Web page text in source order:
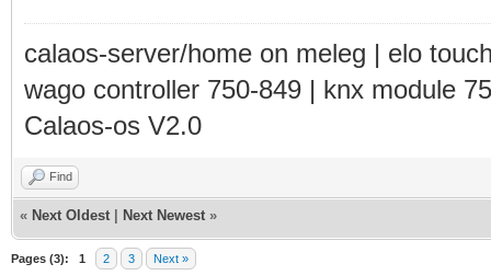
calaos-server/home on meleg | elo
wago controller 750-849 | knx module
Calaos-os V2.0
Find
« Next Oldest Next Newest »
Pages (3): 1 2 3 Next »